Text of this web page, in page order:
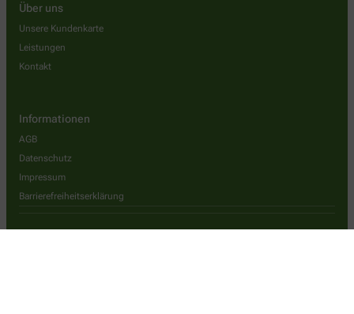
Über uns
Unsere Kundenkarte
Leistungen
Kontakt
Informationen
AGB
Datenschutz
Impressum
Barrierefreiheitserklärung